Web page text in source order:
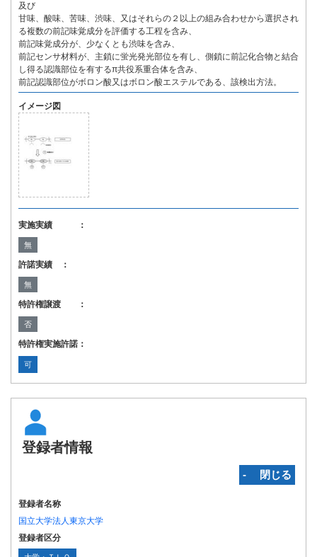
及び
甘味、酸味、苦味、渋味、又はそれらの２以上の組み合わせから選択され
る複数の前記味覚成分を評価する工程を含み、
前記味覚成分が、少なくとも渋味を含み、
前記センサ材料が、主鎖に蛍光発光部位を有し、側鎖に前記化合物と結合
し得る認識部位を有するπ共役系重合体を含み、
前記認識部位がボロン酸又はボロン酸エステルである、該検出方法。
イメージ図
実施実績 ：
無
許諾実績 ：
無
特許権譲渡 ：
否
特許権実施許諾：
可
登録者情報
‐ 閉じる
登録者名称
国立大学法人東京大学
登録者区分